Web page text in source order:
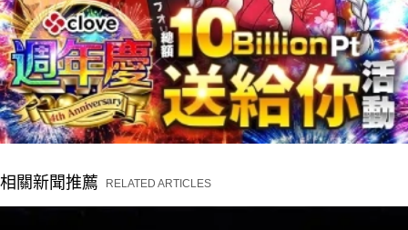
相關新聞推薦 RELATED ARTICLES